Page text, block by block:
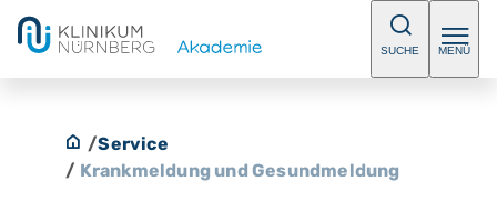
SUCHE MENÜ
/Service
/ Krankmeldung und Gesundmeldung